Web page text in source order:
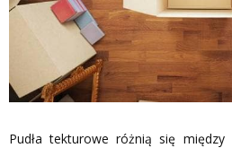
Pudła tekturowe różnią się